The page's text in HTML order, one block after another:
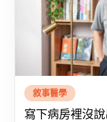
敘事醫學
寫下病房裡沒